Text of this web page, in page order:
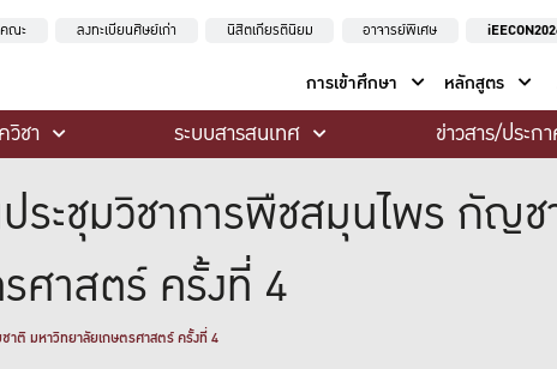
ณะ ลงทะเบียนศิษย์เก่า นิสิตเกียรตินิยม อาจารย์พิเศษ
การเข้าศึกษา หลักสูตร
ชา ระบบสารสนเทศ ข่าวสาร/ประก
ระชุมวิชาการพืชสมุนไพร กัญ
ศาสตร์ ครั้งที่ 4
าติ มหาวิทยาลัยเกษตรศาสตร์ ครั้งที่ 4